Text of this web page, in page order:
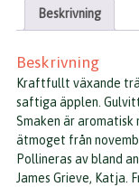
Beskrivning
Beskrivning
Kraftfullt växande
saftiga äpplen.
Smaken är
ätmoget från
Pollineras av bland
James Grieve, Katja.